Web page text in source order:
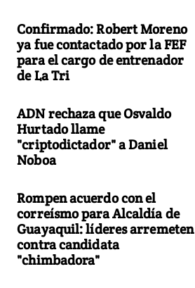
Confirmado: Robert Moreno
ya fue contactado por la FEF
para el cargo de entrenador
de La Tri
ADN rechaza que Osvaldo
Hurtado llame
"criptodictador" a Daniel
Noboa
Rompen acuerdo con el
correísmo para Alcaldía de
Guayaquil: líderes arremeten
contra candidata
"chimbadora"